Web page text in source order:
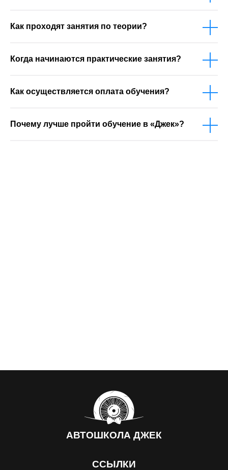
Как проходят занятия по теории?
Когда начинаются практические занятия?
Как осуществляется оплата обучения?
Почему лучше пройти обучение в «Джек»?
АВТОШКОЛА ДЖЕК
ССЫЛКИ